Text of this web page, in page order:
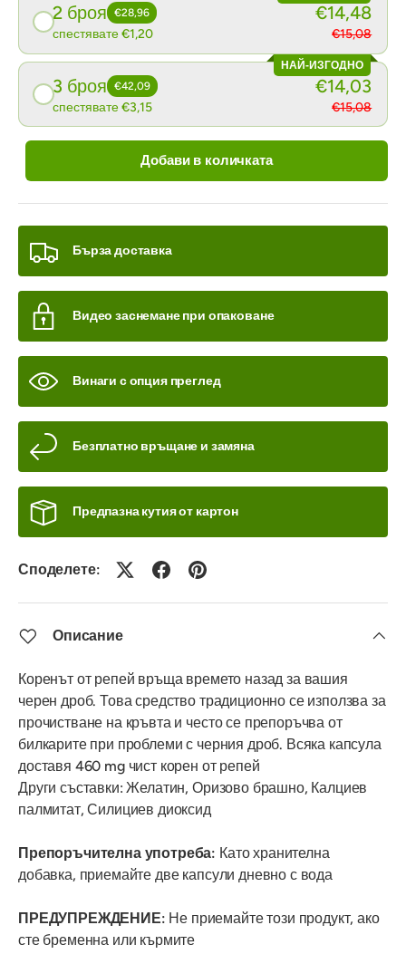
2 броя €28,96
спестявате €1,20
€14,48
€15,08
НАЙ-ИЗГОДНО
3 броя €42,09
спестявате €3,15
€14,03
€15,08
Добави в количката
Бърза доставка
Видео заснемане при опаковане
Винаги с опция преглед
Безплатно връщане и замяна
Предпазна кутия от картон
Споделете:
Описание
Коренът от репей връща времето назад за вашия
черен дроб. Това средство традиционно се използва за
прочистване на кръвта и често се препоръчва от
билкарите при проблеми с черния дроб. Всяка капсула
доставя 460 mg чист корен от репей
Други съставки: Желатин, Оризово брашно, Калциев
палмитат, Силициев диоксид
Препоръчителна употреба: Като хранителна
добавка, приемайте две капсули дневно с вода
ПРЕДУПРЕЖДЕНИЕ: Не приемайте този продукт, ако
сте бременна или кърмите